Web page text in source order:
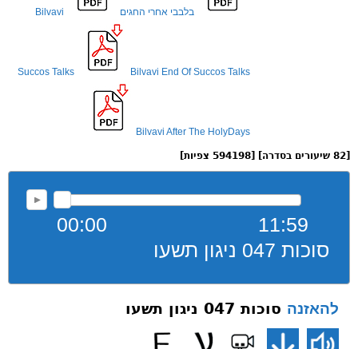
בלבבי אחרי החגים Bilvavi
Succos Talks Bilvavi End Of Succos Talks
Bilvavi After The HolyDays
00:00
11:59
סוכות 047 ניגון תשעו
להאזנה סוכות 047 ניגון תשעו